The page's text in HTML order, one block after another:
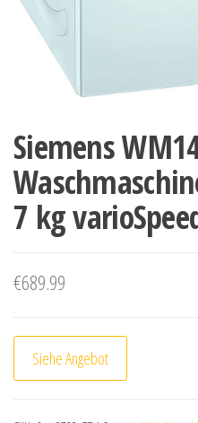
Siemens
7 kg
€689.99
Siehe Angebot